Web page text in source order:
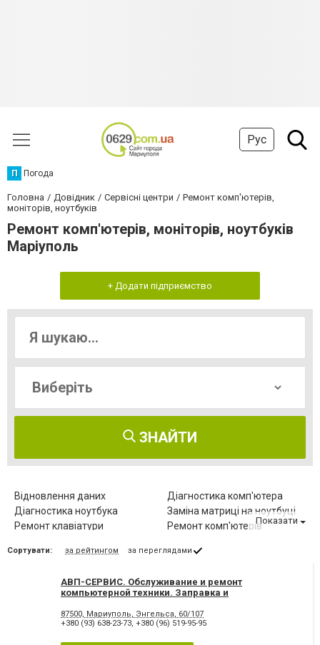
Рус
П Погода
Головна Довідник Сервісні центри
Ремонт комп'ютерів,
моніторів, ноутбуків
Ремонт комп'ютерів, моніторів, ноутбуків
Маріуполь
+ Додати підприємство
ЗНАЙТИ
Відновлення даних
Діагностика комп'ютера
Діагностика ноутбука
Заміна матриці на ноутбуці
Ремонт клавіатури
Ремонт комп'ютерів
Ремонт мишки
Ремонт моніторів
Чищення ноутбука
Показати
Сортувати: за рейтингом за переглядами
АВП-СЕРВИС. Обслуживание и ремонт
компьютерной техники. Заправка и
87500, Мариуполь, Энгельса, 60/107
+380 (93) 638-23-73, +380 (96) 519-95-95